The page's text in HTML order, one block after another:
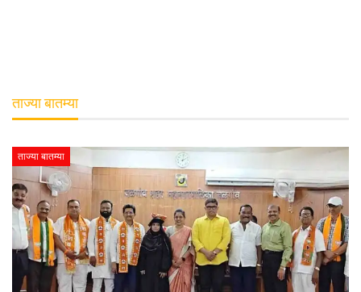
ताज्या बातम्या
ताज्या बातम्या